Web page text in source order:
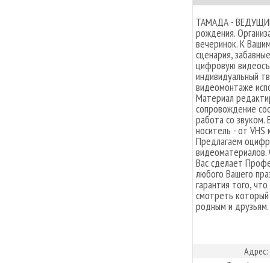
ТАМАДА -
рождения.
вечеринок. К
сценария,
цифровую
индивидуальный
видеомонтаже
Материал
сопровождение
работа со
носитель - от
Предлагаем
Вас сделает
любого Вашего
гарантия того,
смотреть
родным и друзьям.
Адрес: